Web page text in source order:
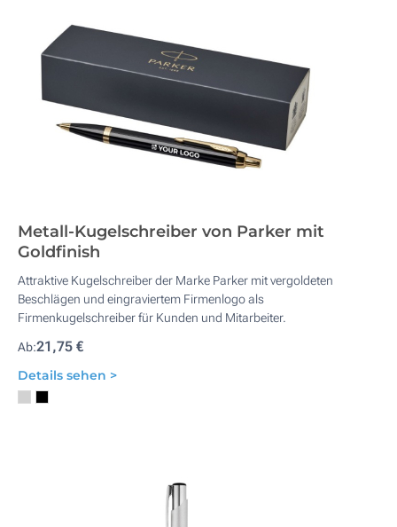
Metall-Kugelschreiber von Parker mit
Goldfinish
Attraktive Kugelschreiber der Marke Parker mit vergoldeten
Beschlägen und eingraviertem Firmenlogo als
Firmenkugelschreiber für Kunden und Mitarbeiter.
Ab:21,75 €
Details sehen >